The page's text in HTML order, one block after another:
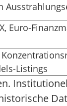
Euro-
Listings